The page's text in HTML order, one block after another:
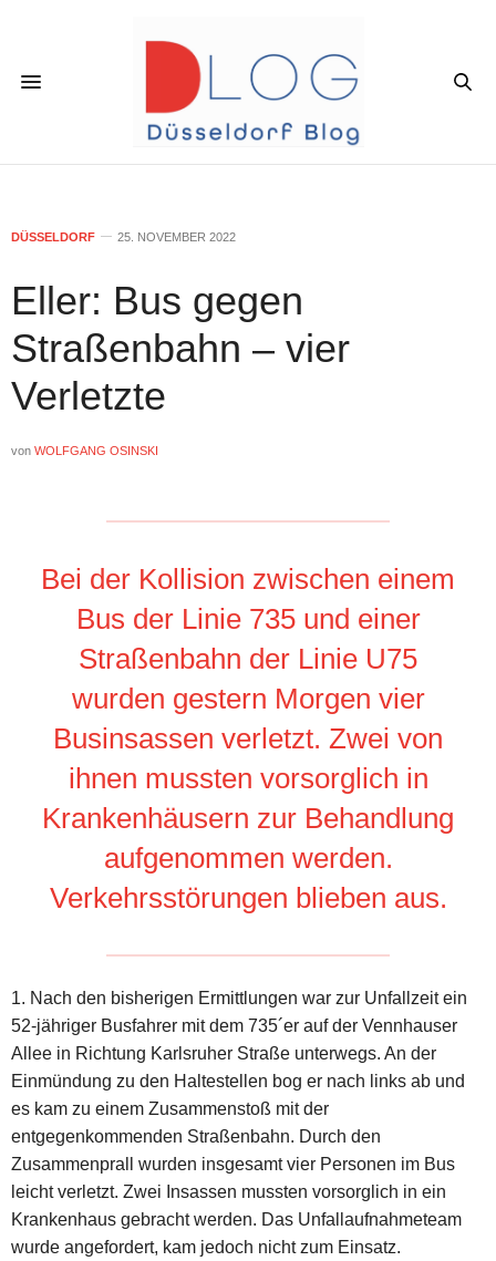
DÜSSELDORF 25. NOVEMBER 2022
Eller: Bus gegen
Straßenbahn – vier
Verletzte
von WOLFGANG OSINSKI
Bei der Kollision zwischen einem
Bus der Linie 735 und einer
Straßenbahn der Linie U75
wurden gestern Morgen vier
Businsassen verletzt. Zwei von
ihnen mussten vorsorglich in
Krankenhäusern zur Behandlung
aufgenommen werden.
Verkehrsstörungen blieben aus.
Nach den bisherigen Ermittlungen war zur Unfallzeit ein
52-jähriger Busfahrer mit dem 735´er auf der Vennhauser
Allee in Richtung Karlsruher Straße unterwegs. An der
Einmündung zu den Haltestellen bog er nach links ab und
es kam zu einem Zusammenstoß mit der
entgegenkommenden Straßenbahn. Durch den
Zusammenprall wurden insgesamt vier Personen im Bus
leicht verletzt. Zwei Insassen mussten vorsorglich in ein
Krankenhaus gebracht werden. Das Unfallaufnahmeteam
wurde angefordert, kam jedoch nicht zum Einsatz.